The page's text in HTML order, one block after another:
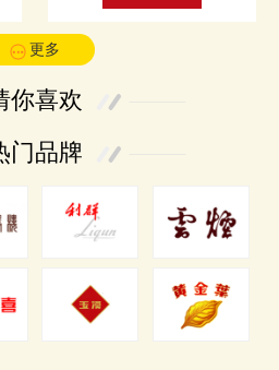
更多
你喜欢
门品牌